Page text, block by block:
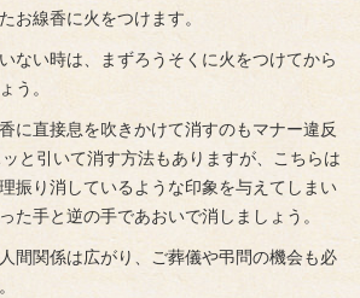
お線香に火をつけます。
ない時は、まずろうそくに火をつけてから
う。
に直接息を吹きかけて消すのもマナー違反
と引いて消す方法もありますが、こちらは
振り消しているような印象を与えてしまい
た手と逆の手であおいで消しましょう。
間関係は広がり、ご葬儀や弔問の機会も必